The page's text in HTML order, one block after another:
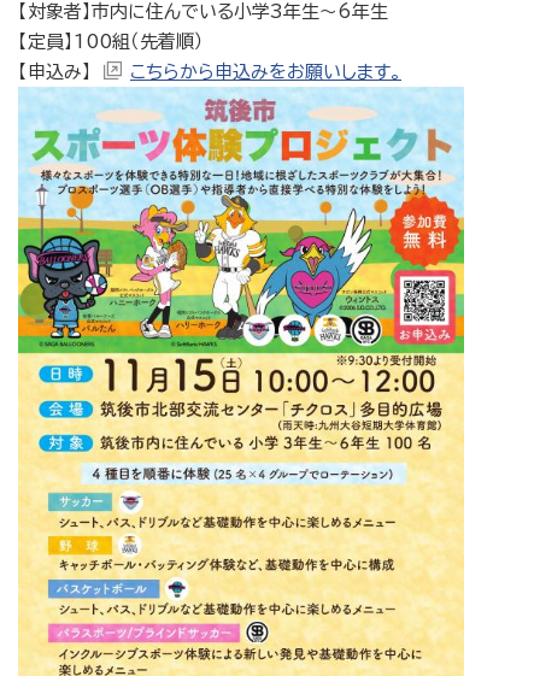
【対象者】市内に住んでいる小学3年生〜6年生
【定員】100組（先着順）
【申込み】
こちらから申込みをお願いします。